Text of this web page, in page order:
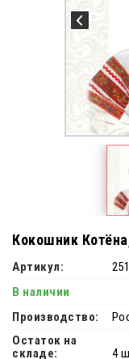
Кокошник
Артикул:
251
В наличии
Производство:
Остаток на
складе:
4